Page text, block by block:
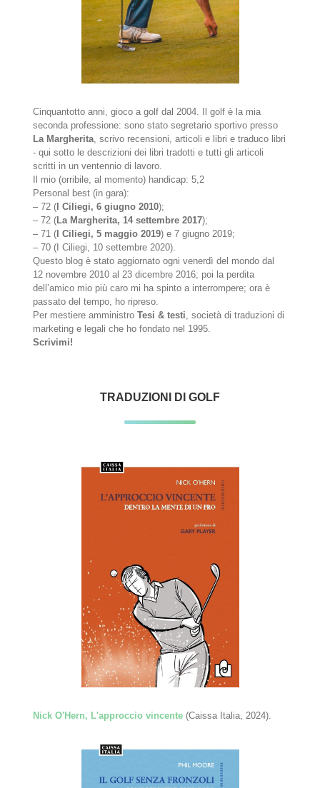
Cinquantotto anni, gioco a golf dal 2004. Il golf è la mia
seconda professione: sono stato segretario sportivo presso
La Margherita, scrivo recensioni, articoli e libri e traduco libri
- qui sotto le descrizioni dei libri tradotti e tutti gli articoli
scritti in un ventennio di lavoro.
Il mio (orribile, al momento) handicap: 5,2
Personal best (in gara):
– 72 ( I Ciliegi, 6 giugno 2010);
– 72 (La Margherita, 14 settembre 2017);
– 71 ( I Ciliegi, 5 maggio 2019) e 7 giugno 2019;
– 70 (I Ciliegi, 10 settembre 2020).
Questo blog è stato aggiornato ogni venerdì del mondo dal
12 novembre 2010 al 23 dicembre 2016; poi la perdita
dell’amico mio più caro mi ha spinto a interrompere; ora è
passato del tempo, ho ripreso.
Per mestiere amministroTesi & testi, società di traduzioni di
marketing e legali che ho fondato nel 1995.
Scrivimi!
TRADUZIONI DI GOLF
Nick O'Hern, L'approccio vincente(Caissa Italia, 2024).